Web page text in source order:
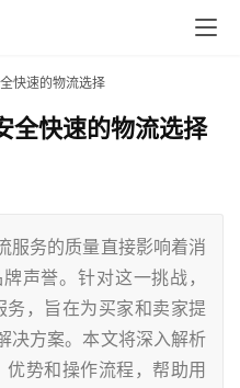
快速的物流选择
全快速的物流选择
服务的质量直接影响着消
声誉。针对这一挑战，
，旨在为买家和卖家提
决方案。本文将深入解析
势和操作流程，帮助用